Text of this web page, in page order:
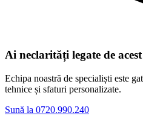
Ai neclarități legate de
Echipa noastră de specialiști este
tehnice și sfaturi personalizate.
Sună la 0720.990.240